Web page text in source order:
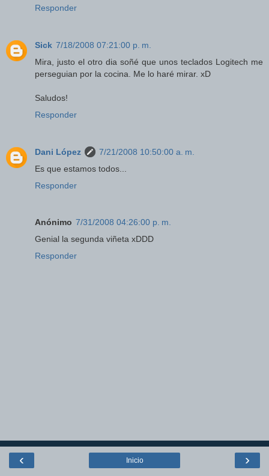
Responder
Sick 7/18/2008 07:21:00 p. m.
Mira, justo el otro dia soñé que unos teclados Logitech me
perseguian por la cocina. Me lo haré mirar. xD
Saludos!
Responder
Dani López
7/21/2008 10:50:00 a. m.
Es que estamos todos...
Responder
Anónimo 7/31/2008 04:26:00 p. m.
Genial la segunda viñeta xDDD
Responder
‹ ›
Inicio